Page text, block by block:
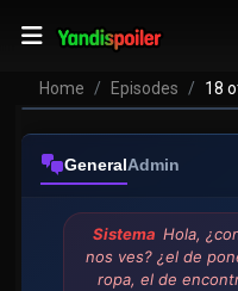
Home Episodes 18
GeneralAdmin
Sistema Hola,
nos ves? ¿el de
ropa, el de